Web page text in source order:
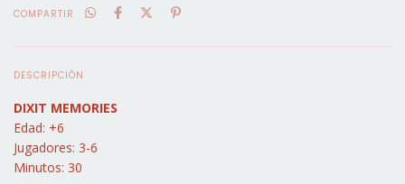
COMPARTIR
DESCRIPCIÓN
DIXIT MEMORIES
Edad: +6
Jugadores: 3-6
Minutos: 30